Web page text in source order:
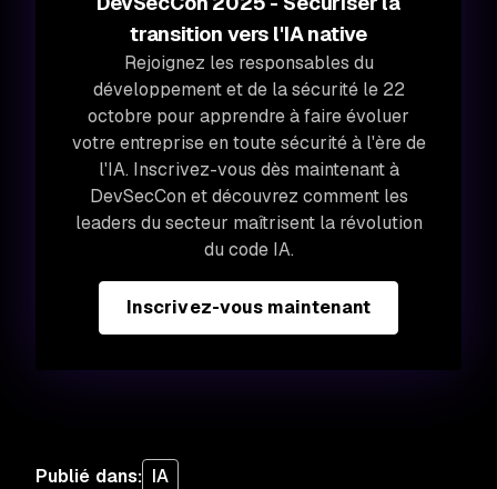
transition vers l'IA native
Rejoignez les responsables du
développement et de la sécurité le 22
octobre pour apprendre à faire évoluer
votre entreprise en toute sécurité à l'ère de
l'IA. Inscrivez-vous dès maintenant à
DevSecCon et découvrez comment les
leaders du secteur maîtrisent la révolution
du code IA.
Inscrivez-vous maintenant
Publié dans: IA